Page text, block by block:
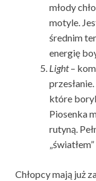
młody
motyle.
średnim
energię
Light–
które
Piosenka
rutyną.
Chłopcy mają już